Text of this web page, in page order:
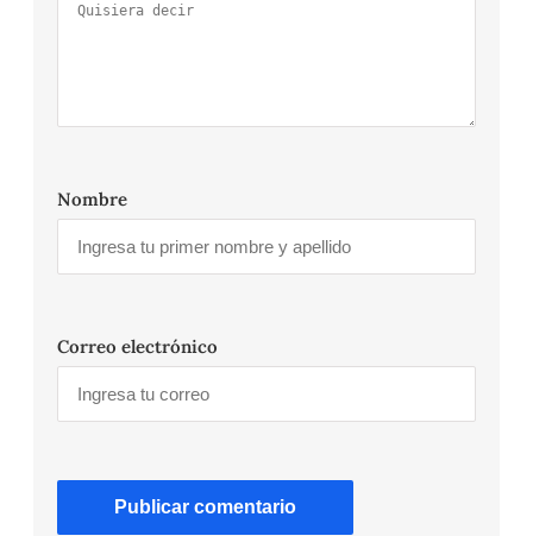
Nombre
Correo electrónico